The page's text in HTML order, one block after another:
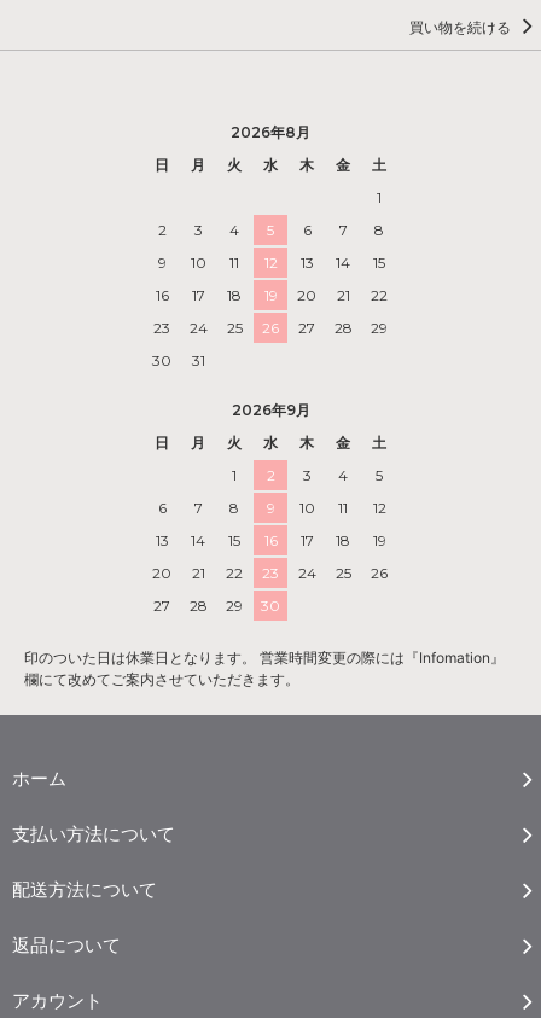
買い物を続ける
2026年8月
日
月 火 水 木 金
土
1
2
3 4 5 6 7
8
9
10 11 12 13 14
15
16
17 18 19 20 21
22
23
24 25 26 27 28
29
30
31
2026年9月
日
月 火 水 木 金
土
1
2 3 4
5
6
7 8 9 10 11
12
13
14 15 16 17 18
19
20
21 22 23 24 25
26
27
28 29 30
印のついた日は休業日となります。 営業時間変更の際には『Infomation』
欄にて改めてご案内させていただきます。
ホーム
支払い方法について
配送方法について
返品について
アカウント